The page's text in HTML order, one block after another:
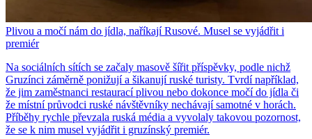
Plivou a močí nám do jídla, naříkají Rusové. Musel se vyjádřit i
premiér
Na sociálních sítích se začaly masově šířit příspěvky, podle nichž
Gruzínci záměrně ponižují a šikanují ruské turisty. Tvrdí například,
že jim zaměstnanci restaurací plivou nebo dokonce močí do jídla či
že místní průvodci ruské návštěvníky nechávají samotné v horách.
Příběhy rychle převzala ruská média a vyvolaly takovou pozornost,
že se k nim musel vyjádřit i gruzínský premiér.